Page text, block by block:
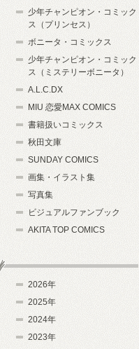
少年チャンピオン・コミック
ス（プリンセス）
ボニータ・コミックス
少年チャンピオン・コミック
ス（ミステリーボニータ）
A.L.C.DX
MIU 恋愛MAX COMICS
書籍扱いコミックス
秋田文庫
SUNDAY COMICS
画集・イラスト集
写真集
ビジュアルファンブック
AKITA TOP COMICS
2026年
2025年
2024年
2023年